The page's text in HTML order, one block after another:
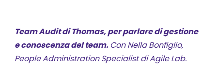
Team Audit di Thomas, per parlare di gestione
e conoscenza del team. Con Nella Bonfiglio,
People Administration Specialist di Agile Lab.